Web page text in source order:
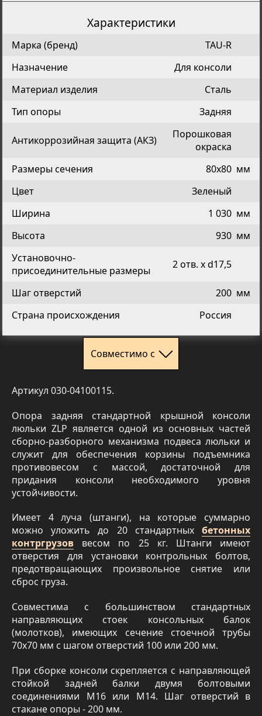
Характеристики
Марка (бренд)
TAU-R
Назначение
Для консоли
Материал изделия
Сталь
Тип опоры
Задняя
Антикоррозийная защита (АКЗ)
Порошковая
окраска
Размеры сечения
80х80 мм
Цвет
Зеленый
Ширина
1 030 мм
Высота
930 мм
Установочно-
присоединительные размеры
2 отв. х d17,5
Шаг отверстий 200 мм
Страна происхождения
Россия
Совместимо с
Артикул 030-04100115.
Опора задняя стандартной крышной консоли
люльки ZLP является одной из основных частей
сборно-разборного механизма подвеса люльки и
служит для обеспечения корзины подъемника
противовесом с массой, достаточной для
придания консоли необходимого уровня
устойчивости.
Имеет 4 луча (штанги), на которые суммарно
можно уложить до 20 стандартных бетонных
контргрузов весом по 25 кг. Штанги имеют
отверстия для установки контрольных болтов,
предотвращающих произвольное снятие или
сброс груза.
Совместима с большинством стандартных
направляющих стоек консольных балок
(молотков), имеющих сечение стоечной трубы
70х70 мм с шагом отверстий 100 или 200 мм.
При сборке консоли скрепляется с направляющей
стойкой задней балки двумя болтовыми
соединениями М16 или М14. Шаг отверстий в
стакане опоры - 200 мм.